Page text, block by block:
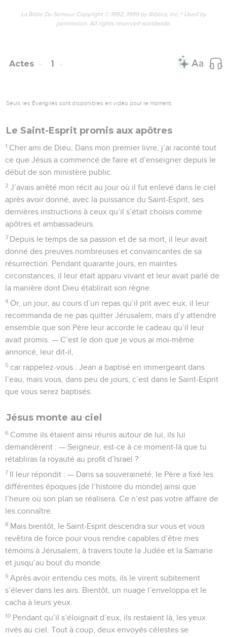
La Bible Du Semeur Copyright © 1992, 1999 by Biblica, Inc.® Used by
permission. All rights reserved worldwide.
Actes 1
Seuls les Évangiles sont disponibles en vidéo pour le moment.
Le Saint-Esprit promis aux apôtres
1 Cher ami de Dieu, Dans mon premier livre, j’ai raconté tout
ce que Jésus a commencé de faire et d’enseigner depuis le
début de son ministère public.
2 J’avais arrêté mon récit au jour où il fut enlevé dans le ciel
après avoir donné, avec la puissance du Saint-Esprit, ses
dernières instructions à ceux qu’il s’était choisis comme
apôtres et ambassadeurs.
3 Depuis le temps de sa passion et de sa mort, il leur avait
donné des preuves nombreuses et convaincantes de sa
résurrection. Pendant quarante jours, en maintes
circonstances, il leur était apparu vivant et leur avait parlé de
la manière dont Dieu établirait son règne.
4 Or, un jour, au cours d’un repas qu’il prit avec eux, il leur
recommanda de ne pas quitter Jérusalem, mais d’y attendre
ensemble que son Père leur accorde le cadeau qu’il leur
avait promis. — C’est le don que je vous ai moi-même
annoncé, leur dit-il,
5 car rappelez-vous : Jean a baptisé en immergeant dans
l’eau, mais vous, dans peu de jours, c’est dans le Saint-Esprit
que vous serez baptisés.
Jésus monte au ciel
6 Comme ils étaient ainsi réunis autour de lui, ils lui
demandèrent : — Seigneur, est-ce à ce moment-là que tu
rétabliras la royauté au profit d’Israël ?
7 Il leur répondit : — Dans sa souveraineté, le Père a fixé les
différentes époques (de l’histoire du monde) ainsi que
l’heure où son plan se réalisera. Ce n’est pas votre affaire de
les connaître.
8 Mais bientôt, le Saint-Esprit descendra sur vous et vous
revêtira de force pour vous rendre capables d’être mes
témoins à Jérusalem, à travers toute la Judée et la Samarie
et jusqu’au bout du monde.
9 Après avoir entendu ces mots, ils le virent subitement
s’élever dans les airs. Bientôt, un nuage l’enveloppa et le
cacha à leurs yeux.
10 Pendant qu’il s’éloignait d’eux, ils restaient là, les yeux
rivés au ciel. Tout à coup, deux envoyés célestes se